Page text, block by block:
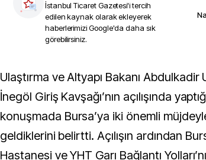
İstanbul Ticaret Gazetesi'i tercih
edilen kaynak olarak ekleyerek
haberlerimizi Google'da daha sık
görebilirsiniz.
Ulaştırma ve Altyapı Bakanı Abdulkadir Uraloğlu,
İnegöl Giriş Kavşağı’nın açılışında
konuşmada Bursa’ya iki önemli
geldiklerini belirtti. Açılışın ardından
Hastanesi ve YHT Garı Bağlantı